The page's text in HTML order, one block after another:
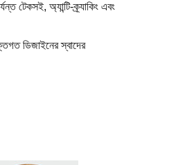
টেকসই, অ্যান্টি-ক্র্যাকিং এবং
ডিজাইনের স্বাদের